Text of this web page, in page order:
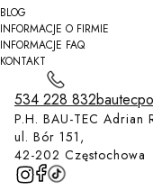
BLOG
INFORMACJE O FIRMIE
INFORMACJE FAQ
KONTAKT
534 228 832
P.H. BAU-TEC Adrian
ul. Bór 151,
42-202 Częstochowa